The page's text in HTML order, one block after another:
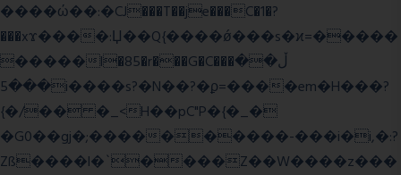
����ώ��:�CJ���T��je���C�1�?
���xϫ����:Џ��Q{����ǿ���s�ϰ=�����
�����l�85�r���G�C���ڵ��
���5i����s?�N��?�ϼ=����em�H���?
{�/�� �_<H��pC"P�{�_�
�G0��gj�;����������-���i�i,�:?
Zß����l�`����Z��W����z���